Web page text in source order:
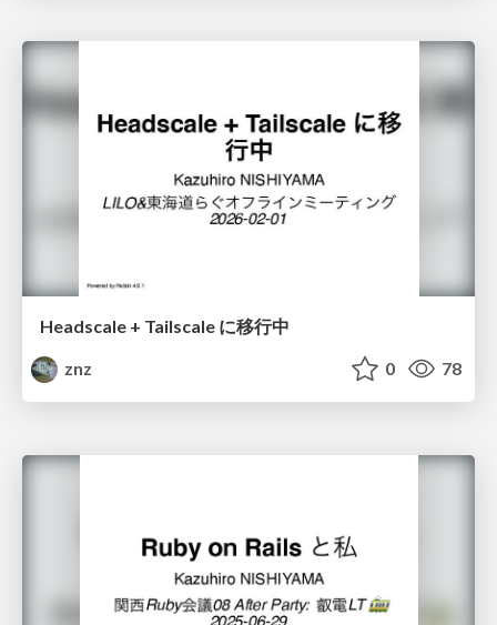
Headscale + Tailscale に移行中
znz
0 78